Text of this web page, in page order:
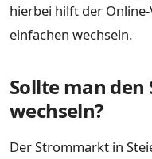
hierbei hilft der
einfachen wechseln.
Sollte man
wechseln?
Der Strommarkt in